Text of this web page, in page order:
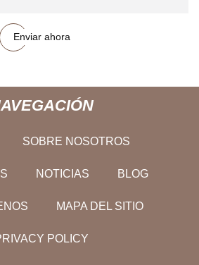
Enviar ahora
SOBRE NOSOTROS
NOTICIAS BLOG
MAPA DEL SITIO
POLICY